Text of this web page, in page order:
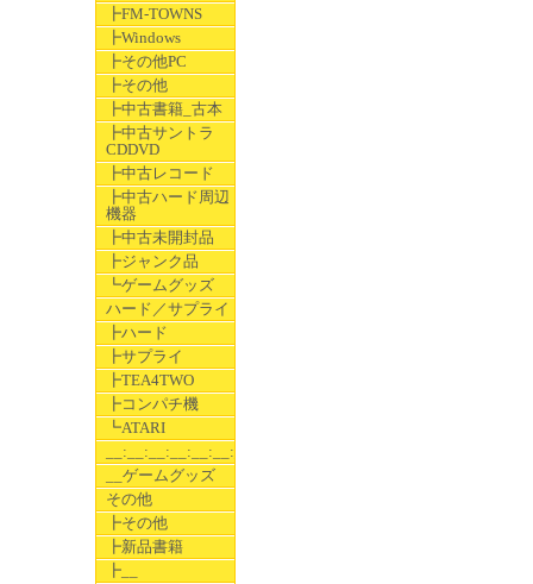
┣FM-TOWNS
┣Windows
┣その他PC
┣その他
┣中古書籍_古本
┣中古サントラ
CDDVD
┣中古レコード
┣中古ハード周辺
機器
┣中古未開封品
┣ジャンク品
┗ゲームグッズ
ハード／サプライ
┣ハード
┣サプライ
┣TEA4TWO
┣コンパチ機
┗ATARI
__:__:__:__:__:__:__
__ゲームグッズ
その他
┣その他
┣新品書籍
┣__